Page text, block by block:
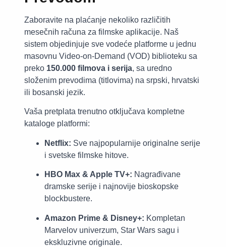
Zaboravite na plaćanje nekoliko različitih
mesečnih računa za filmske aplikacije. Naš
sistem objedinjuje sve vodeće platforme u jednu
masovnu Video-on-Demand (VOD) biblioteku sa
preko 150.000 filmova i serija, sa uredno
složenim prevodima (titlovima) na srpski, hrvatski
ili bosanski jezik.
Vaša pretplata trenutno otključava kompletne
kataloge platformi:
Netflix: Sve najpopularnije originalne serije
i svetske filmske hitove.
HBO Max & Apple TV+: Nagrađivane
dramske serije i najnovije bioskopske
blockbustere.
Amazon Prime & Disney+: Kompletan
Marvelov univerzum, Star Wars sagu i
ekskluzivne originale.